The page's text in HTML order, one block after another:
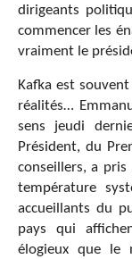
dirigeants
commencer les
vraiment le
Kafka est
réalités…
sens jeudi
Président, du
conseillers, a pris
température
accueillants du
pays qui
élogieux que le